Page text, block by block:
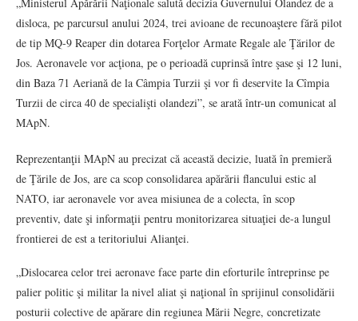
disloca, pe parcursul anului 2024, trei avioane de recunoaştere fără pilot
de tip MQ-9 Reaper din dotarea Forţelor Armate Regale ale Ţărilor de
Jos. Aeronavele vor acţiona, pe o perioadă cuprinsă între şase şi 12 luni,
din Baza 71 Aeriană de la Câmpia Turzii şi vor fi deservite la Cîmpia
Turzii de circa 40 de specialişti olandezi”, se arată într-un comunicat al
MApN.
Reprezentanţii MApN au precizat că această decizie, luată în premieră
de Ţările de Jos, are ca scop consolidarea apărării flancului estic al
NATO, iar aeronavele vor avea misiunea de a colecta, în scop
preventiv, date şi informaţii pentru monitorizarea situaţiei de-a lungul
frontierei de est a teritoriului Alianţei.
„Dislocarea celor trei aeronave face parte din eforturile întreprinse pe
palier politic şi militar la nivel aliat şi naţional în sprijinul consolidării
posturii colective de apărare din regiunea Mării Negre, concretizate